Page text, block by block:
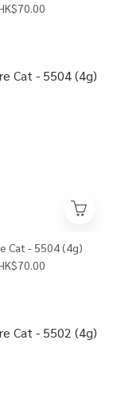
Cat - 5504 (4g)